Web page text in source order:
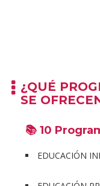
¿QUÉ
SE
📚 10
EDUCACIÓN